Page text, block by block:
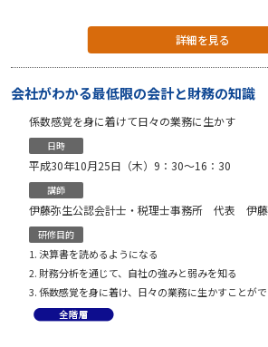
詳細を見る
会社がわかる最低限の会計と財務の知識
係数感覚を身に着けて日々の業務に生かす
日時
平成30年10月25日（木）9：30〜16：30
講師
伊藤弥生公認会計士・税理士事務所 代表
研修目的
決算書を読めるようになる
財務分析を通じて、自社の強みと弱みを知る
係数感覚を身に着け、日々の業務に生かすことがで